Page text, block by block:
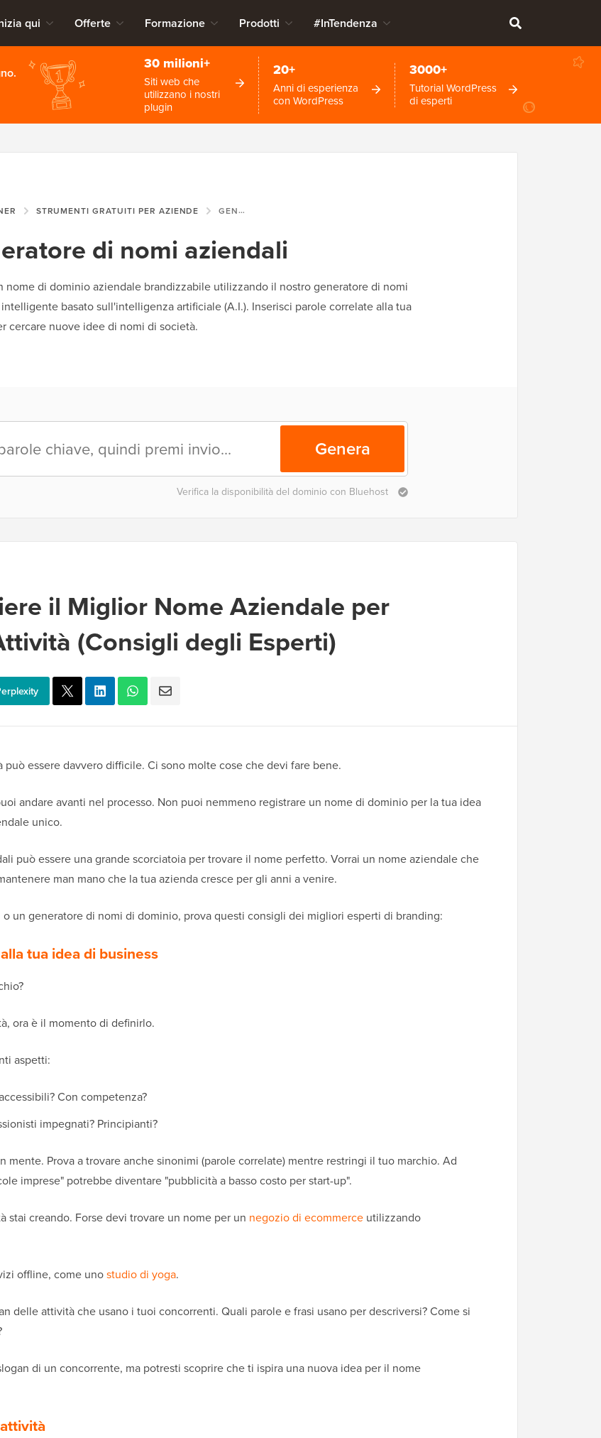
qui Offerte Formazione Prodotti #InTendenza
30 milioni+
Siti web che
utilizzano i nostri
plugin
20+
Anni di esperienza
con WordPress
3000+
Tutorial WordPress
di esperti
STRUMENTI GRATUITI PER AZIENDE GENERATORE DI NOMI AZIENDALI
di nomi aziendali
nome di dominio aziendale brandizzabile utilizzando il nostro generatore di nomi
basato sull'intelligenza artificiale (A.I.). Inserisci parole correlate alla tua
cercare nuove idee di nomi di società.
Genera
Verifica la disponibilità del dominio con Bluehost
il Miglior Nome Aziendale per
(Consigli degli Esperti)
essere davvero difficile. Ci sono molte cose che devi fare bene.
andare avanti nel processo. Non puoi nemmeno registrare un nome di dominio per la tua idea
unico.
può essere una grande scorciatoia per trovare il nome perfetto. Vorrai un nome aziendale che
man mano che la tua azienda cresce per gli anni a venire.
un generatore di nomi di dominio, prova questi consigli dei migliori esperti di branding:
tua idea di business
ora è il momento di definirlo.
aspetti:
Con competenza?
impegnati? Principianti?
Prova a trovare anche sinonimi (parole correlate) mentre restringi il tuo marchio. Ad
imprese" potrebbe diventare "pubblicità a basso costo per start-up".
stai creando. Forse devi trovare un nome per un negozio di ecommerce utilizzando
offline, come unostudio di yoga.
delle attività che usano i tuoi concorrenti. Quali parole e frasi usano per descriversi? Come si
di un concorrente, ma potresti scoprire che ti ispira una nuova idea per il nome